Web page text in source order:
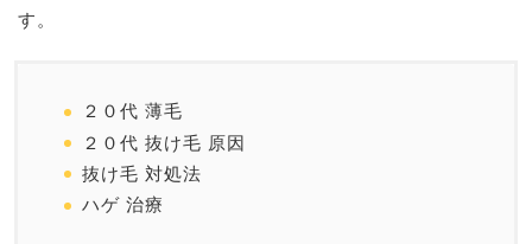
す。
２０代 薄毛
２０代 抜け毛 原因
抜け毛 対処法
ハゲ 治療